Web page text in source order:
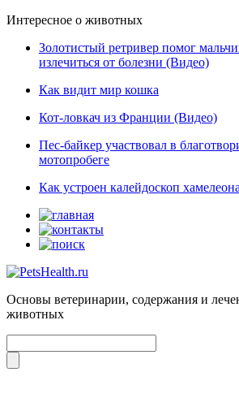
Интересное о животных
Золотистый ретривер помог
излечиться от болезни (Видео)
Как видит мир кошка
Кот-ловкач из Франции (Видео)
Пес-байкер участвовал в
мотопробеге
Как устроен калейдоскоп хамелеона
Основы ветеринарии, содержания и
животных